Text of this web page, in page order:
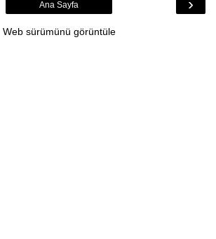
›
Ana Sayfa
Web sürümünü görüntüle